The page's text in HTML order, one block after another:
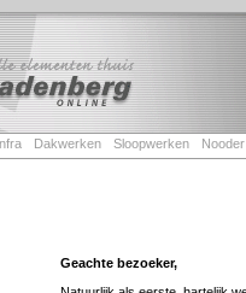
Dakwerken Sloopwerken
Geachte bezoeker,
a free demo result from the